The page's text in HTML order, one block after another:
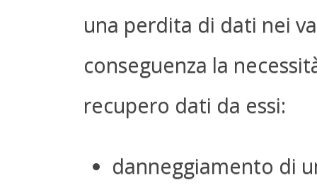
una perdita di dati nei
conseguenza la
recupero dati da essi:
danneggiamento di